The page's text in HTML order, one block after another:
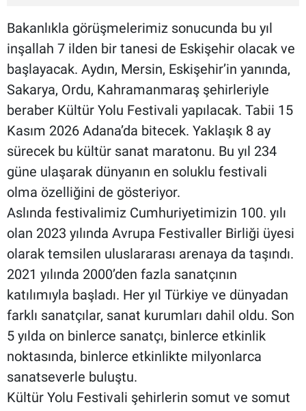
Bakanlıkla görüşmelerimiz sonucunda bu yıl
inşallah 7 ilden bir tanesi de Eskişehir olacak ve
başlayacak. Aydın, Mersin, Eskişehir’in yanında,
Sakarya, Ordu, Kahramanmaraş şehirleriyle
beraber Kültür Yolu Festivali yapılacak. Tabii 15
Kasım 2026 Adana’da bitecek. Yaklaşık 8 ay
sürecek bu kültür sanat maratonu. Bu yıl 234
güne ulaşarak dünyanın en soluklu festivali
olma özelliğini de gösteriyor.
Aslında festivalimiz Cumhuriyetimizin 100. yılı
olan 2023 yılında Avrupa Festivaller Birliği üyesi
olarak temsilen uluslararası arenaya da taşındı.
2021 yılında 2000’den fazla sanatçının
katılımıyla başladı. Her yıl Türkiye ve dünyadan
farklı sanatçılar, sanat kurumları dahil oldu. Son
5 yılda on binlerce sanatçı, binlerce etkinlik
noktasında, binlerce etkinlikte milyonlarca
sanatseverle buluştu.
Kültür Yolu Festivali şehirlerin somut ve somut